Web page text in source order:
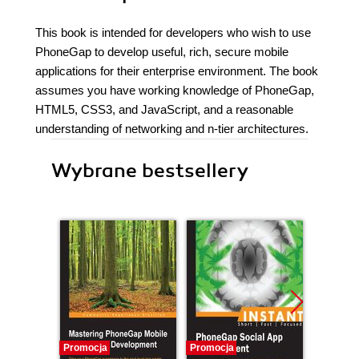
This book is intended for developers who wish to use
PhoneGap to develop useful, rich, secure mobile
applications for their enterprise environment. The book
assumes you have working knowledge of PhoneGap,
HTML5, CSS3, and JavaScript, and a reasonable
understanding of networking and n-tier architectures.
Wybrane bestsellery
Promocja Promocja